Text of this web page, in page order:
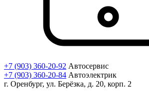
+7 (903) 360-20-92 Автосервис
+7 (903) 360-20-84 Автоэлектрик
г. Оренбург, ул. Берёзка, д. 20, корп. 2